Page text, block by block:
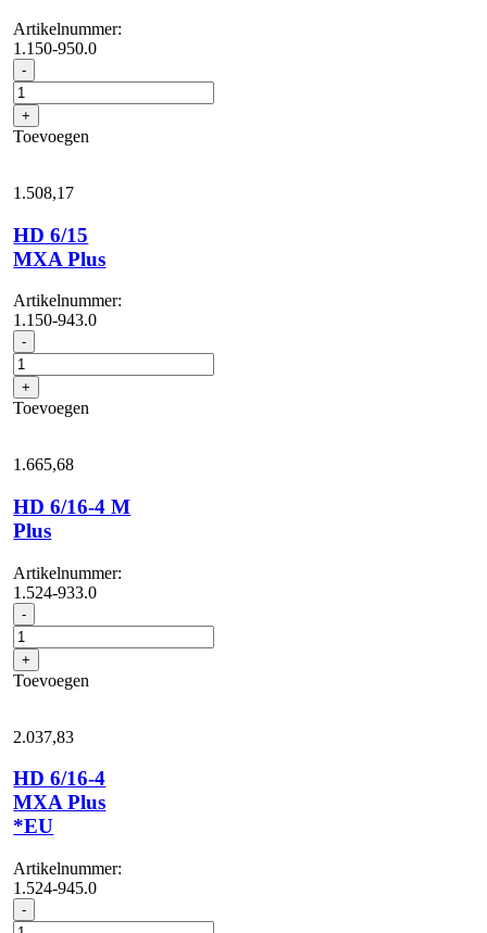
Artikelnummer:
1.150-950.0
- HD
6/15
M
St
aantal
+
Toevoegen
1.508,17
HD 6/15
MXA Plus
Artikelnummer:
1.150-943.0
- HD
6/15
MXA
Plus
aantal
+
Toevoegen
1.665,68
HD 6/16-4 M
Plus
Artikelnummer:
1.524-933.0
- HD
6/16-
4
M
Plus
+
Toevoegen
2.037,83
HD 6/16-4
MXA Plus
*EU
Artikelnummer:
1.524-945.0
- HD
6/16-